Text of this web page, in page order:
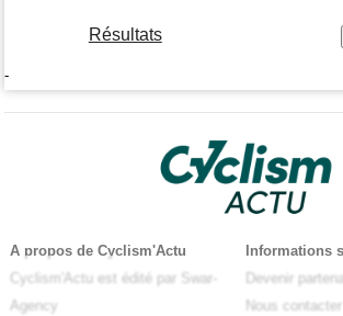
Résultats
-
A propos de Cyclism'Actu
Cyclism'Actu est édité par Swar-
Agency
Informations
Devenir
Nous contacter